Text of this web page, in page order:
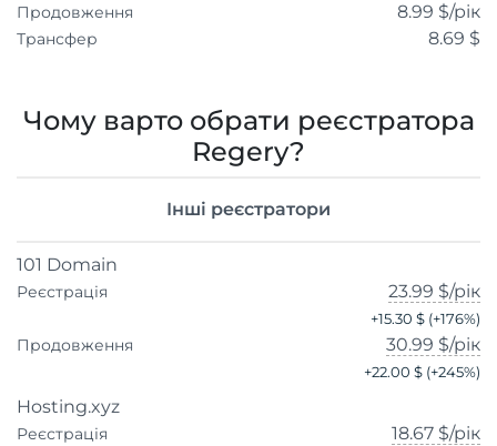
Продовження 8.99 $/рік
Трансфер 8.69 $
Чому варто обрати реєстратора
Regery?
Інші реєстратори
101 Domain
Реєстрація 23.99 $/рік
+15.30 $ (+176%)
Продовження 30.99 $/рік
+22.00 $ (+245%)
Hosting.xyz
Реєстрація 18.67 $/рік